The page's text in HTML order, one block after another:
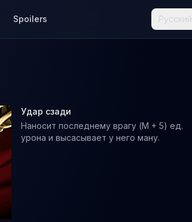
Spoilers Русский
Удар сзади
Наносит последнему врагу (M + 5) ед.
урона и высасывает у него ману.